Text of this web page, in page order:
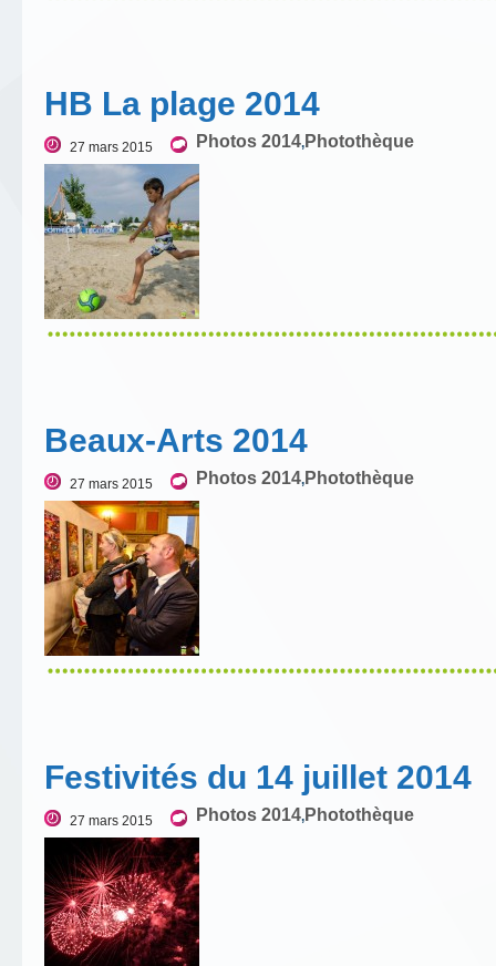
HB La plage 2014
27 mars 2015 Photos 2014, Photothèque
Beaux-Arts 2014
27 mars 2015 Photos 2014, Photothèque
Festivités du 14 juillet 2014
27 mars 2015 Photos 2014, Photothèque